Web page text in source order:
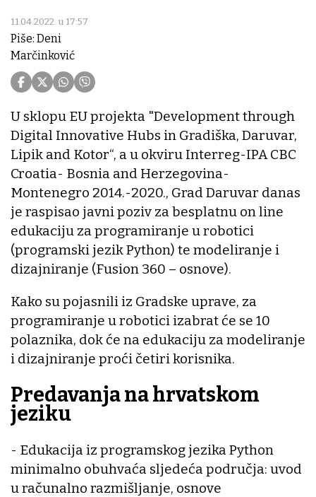
11.04.2022. u 17:57
Piše: Deni
Marčinković
U sklopu EU projekta "Development through
Digital Innovative Hubs in Gradiška, Daruvar,
Lipik and Kotor“, a u okviru Interreg-IPA CBC
Croatia- Bosnia and Herzegovina-
Montenegro 2014.-2020., Grad Daruvar danas
je raspisao javni poziv za besplatnu on line
edukaciju za programiranje u robotici
(programski jezik Python) te modeliranje i
dizajniranje (Fusion 360 – osnove).
Kako su pojasnili iz Gradske uprave, za
programiranje u robotici izabrat će se 10
polaznika, dok će na edukaciju za modeliranje
i dizajniranje proći četiri korisnika.
Predavanja na hrvatskom
jeziku
- Edukacija iz programskog jezika Python
minimalno obuhvaća sljedeća područja: uvod
u računalno razmišljanje, osnove